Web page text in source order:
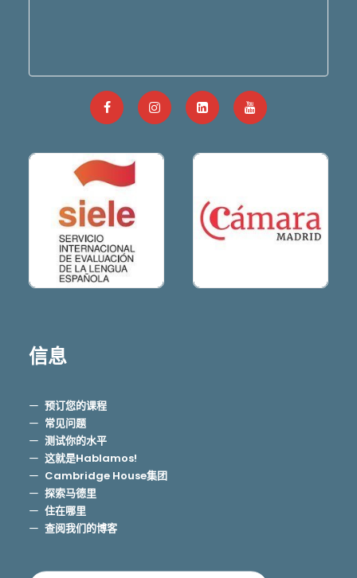
信息
预订您的课程
常见问题
测试你的水平
这就是Hablamos!
Cambridge House集团
探索马德里
住在哪里
查阅我们的博客